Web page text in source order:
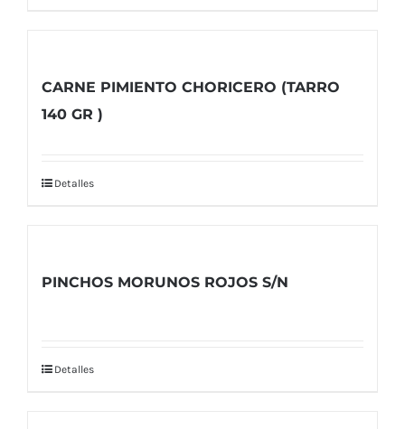
CARNE PIMIENTO CHORICERO (TARRO
140 GR )
Detalles
PINCHOS MORUNOS ROJOS S/N
Detalles